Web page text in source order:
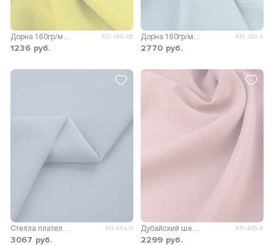
Дорна 160гр/м.кв. КЛ-180-28
1236 руб.
Дорна 160гр/м.кв. КЛ-180-4
2770 руб.
КЛ-404-3
3067 руб.
КЛ-405-8
2299 руб.